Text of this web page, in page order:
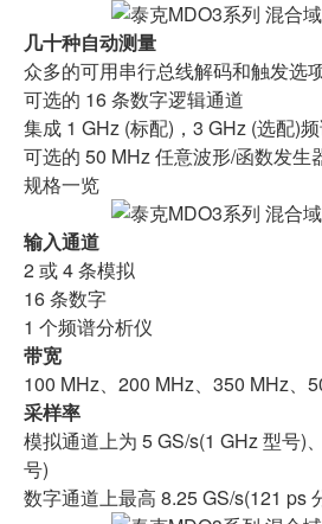
几十种自动测量
众多的可用串行总线解码和触发选
可选的 16 条数字逻辑通道
集成 1 GHz (标配)，3 GHz (选配)
可选的 50 MHz 任意波形/函数发生
规格一览
输入通道
2 或 4 条模拟
16 条数字
1 个频谱分析仪
带宽
100 MHz、200 MHz、350 MHz、
采样率
模拟通道上为 5 GS/s(1 GHz 型号)
号)
数字通道上最高 8.25 GS/s(121 ps